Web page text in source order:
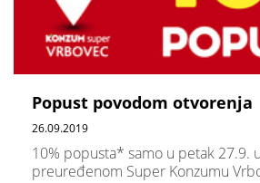
Popust povodom otvorenja
26.09.2019
10% popusta* samo u petak 27.9.
preuređenom Super Konzumu